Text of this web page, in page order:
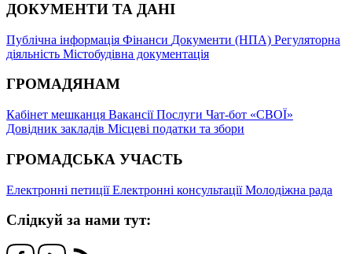
ДОКУМЕНТИ ТА ДАНІ
Публічна інформація Фінанси Документи (НПА) Регуляторна
діяльність Містобудівна документація
ГРОМАДЯНАМ
Кабінет мешканця ВакансіїПослуги Чат-бот «СВОЇ»
Довідник закладів Місцеві податки та збори
ГРОМАДСЬКА УЧАСТЬ
Електронні петиціїЕлектронні консультаціїМолодіжна рада
Слідкуй за нами тут: